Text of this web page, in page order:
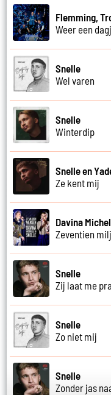
Flemming,
Weer een
Snelle
Wel varen
Snelle
Winterdip
Snelle en
Ze kent mij
Davina
Zeventien
Snelle
Zij laat me
Snelle
Zo niet mij
Snelle
Zonder jas